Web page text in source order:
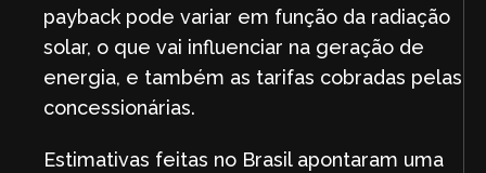
payback pode variar em função da radiação
solar, o que vai influenciar na geração de
energia, e também as tarifas cobradas pelas
concessionárias.
Estimativas feitas no Brasil apontaram uma